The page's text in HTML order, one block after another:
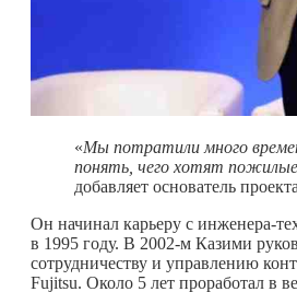
«Мы потратили много
понять, чего хотят
добавляет основатель
Он начинал карьеру с инженера-
в 1995 году. В 2002-м Казими
сотрудничеству и управлению
Fujitsu. Около 5 лет проработал в